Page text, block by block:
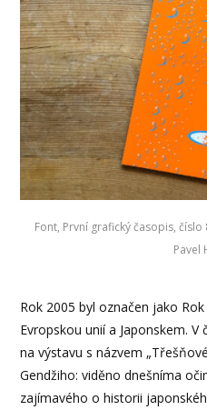
Font, První grafický časopis,
Pavel
Rok 2005 byl označen jako
Evropskou unií a Japonskem.
na výstavu s názvem
Gendžiho: viděno dnešníma
zajímavého o historii